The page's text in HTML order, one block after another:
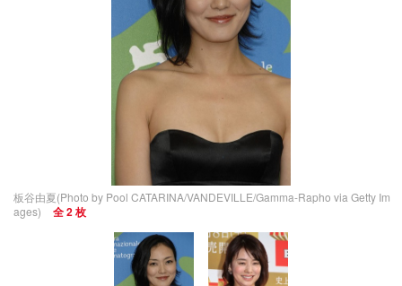
板谷由夏(Photo by Pool CATARINA/VANDEVILLE/Gamma-Rapho via Getty Im
ages)
全 2 枚